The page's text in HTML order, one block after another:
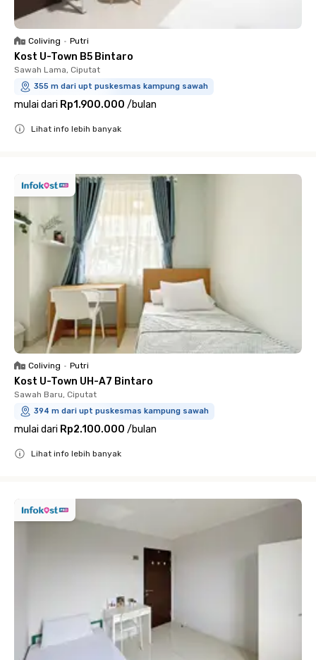
Coliving • Putri
Kost U-Town B5 Bintaro
Sawah Lama, Ciputat
355 m dari upt puskesmas kampung sawah
mulai dari Rp1.900.000 /bulan
Lihat info lebih banyak
Coliving • Putri
Kost U-Town UH-A7 Bintaro
Sawah Baru, Ciputat
394 m dari upt puskesmas kampung sawah
mulai dari Rp2.100.000 /bulan
Lihat info lebih banyak